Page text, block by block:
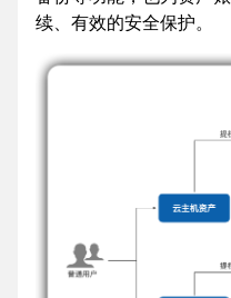
续、有效的安全保护。